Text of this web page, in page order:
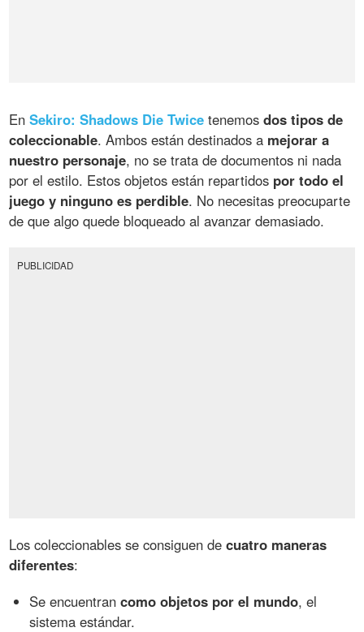
EnSekiro: Shadows Die Twice tenemosdos tipos de
coleccionable. Ambos están destinados a mejorar a
nuestro personaje, no se trata de documentos ni nada
por el estilo. Estos objetos están repartidos por todo el
juego y ninguno es perdible. No necesitas preocuparte
de que algo quede bloqueado al avanzar demasiado.
PUBLICIDAD
Los coleccionables se consiguen decuatro maneras
diferentes:
Se encuentrancomo objetos por el mundo, el
sistema estándar.